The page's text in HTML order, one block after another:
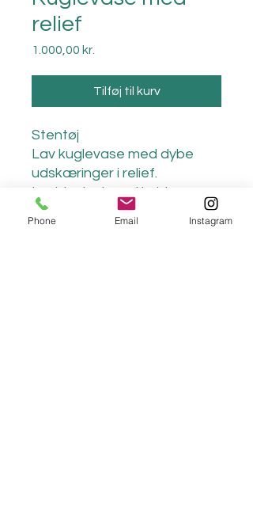
relief
1.000,00 kr.
Tilføj til kurv
Stentøj
Lav kuglevase med dybe
udskæringer i relief.
Lys blank glasur i hvide og
lyse nuancer.
Højde 12 cm
Phone Email Instagram